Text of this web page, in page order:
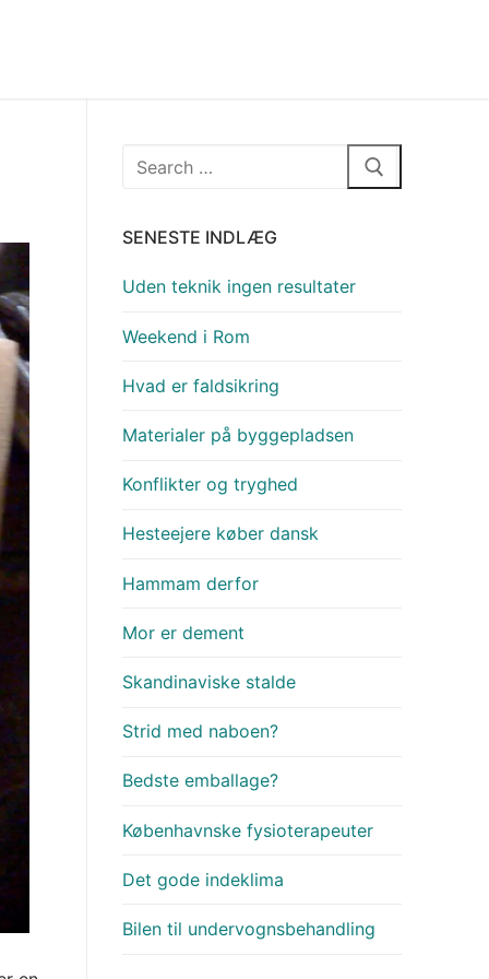
Søg
SENESTE INDLÆG
Uden teknik ingen resultater
Weekend i Rom
Hvad er faldsikring
Materialer på byggepladsen
Konflikter og tryghed
Hesteejere køber dansk
Hammam derfor
Mor er dement
Skandinaviske stalde
Strid med naboen?
Bedste emballage?
Københavnske fysioterapeuter
Det gode indeklima
Bilen til undervognsbehandling